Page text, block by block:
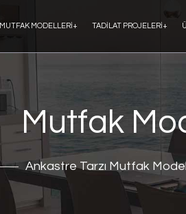
MUTFAK MODELLERI+ TADILAT PROJELERI+
Mutfak
Ankastre Tarzı Mutfak